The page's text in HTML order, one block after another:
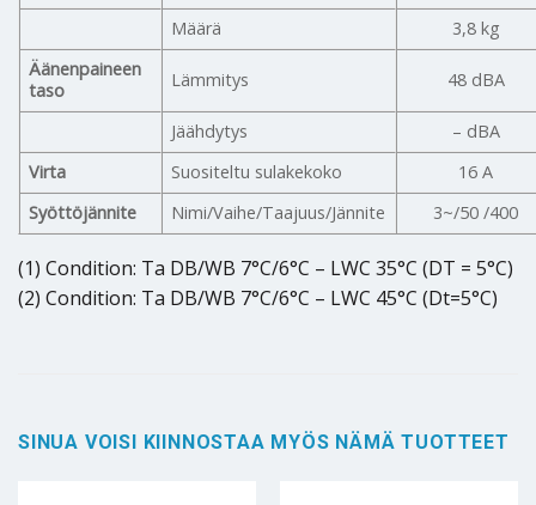
Määrä
3,8 kg
Äänenpaineen
taso
Lämmitys 48 dBA
Jäähdytys
– dBA
Virta
Suositeltu sulakekoko
16 A
Syöttöjännite
Nimi/Vaihe/Taajuus/Jännite 3~/50 /400
(1) Condition: Ta DB/WB 7°C/6°C – LWC 35°C (DT = 5°C)
(2) Condition: Ta DB/WB 7°C/6°C – LWC 45°C (Dt=5°C)
SINUA VOISI KIINNOSTAA MYÖS NÄMÄ TUOTTEET